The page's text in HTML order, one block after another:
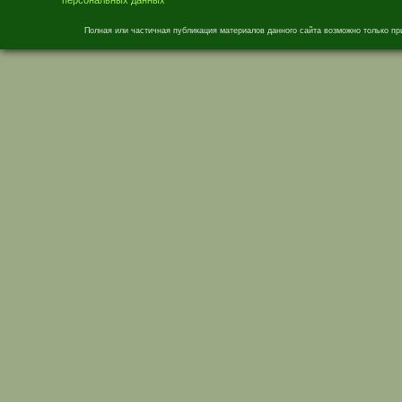
Полная или частичная публикация материалов данного сайта возможно только